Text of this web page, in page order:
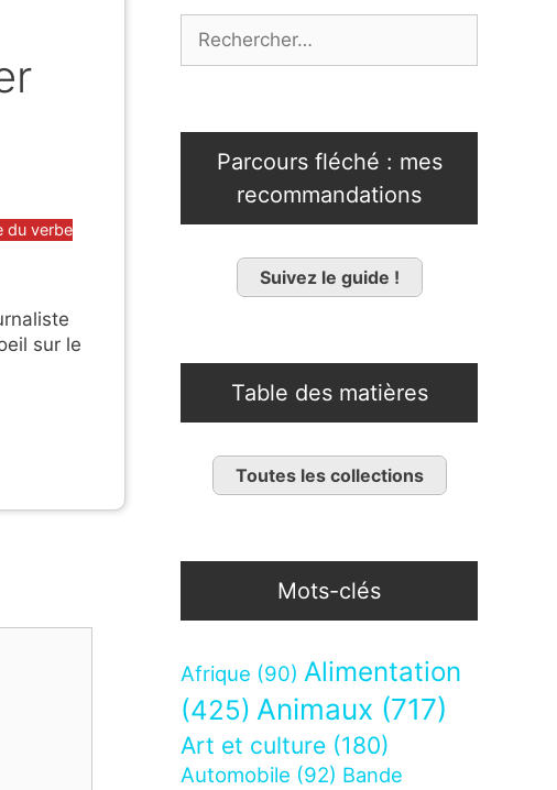
du verbe
sur le
Parcours fléché : mes
recommandations
Suivez le guide !
Table des matières
Toutes les collections
Mots-clés
Afrique (90) Alimentation
(425) Animaux (717)
Art et culture (180)
Automobile (92) Bande